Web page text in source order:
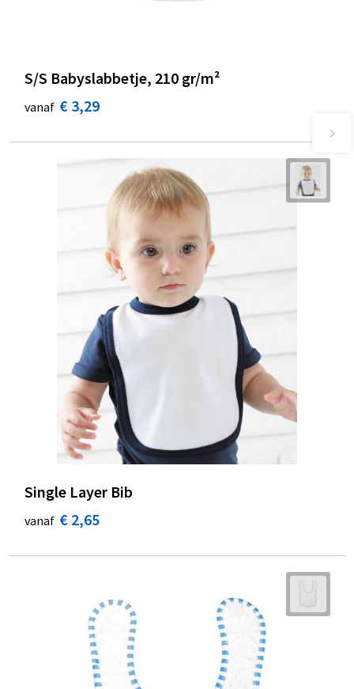
S/S Babyslabbetje, 210 gr/m²
vanaf € 3,29
Single Layer Bib
vanaf € 2,65